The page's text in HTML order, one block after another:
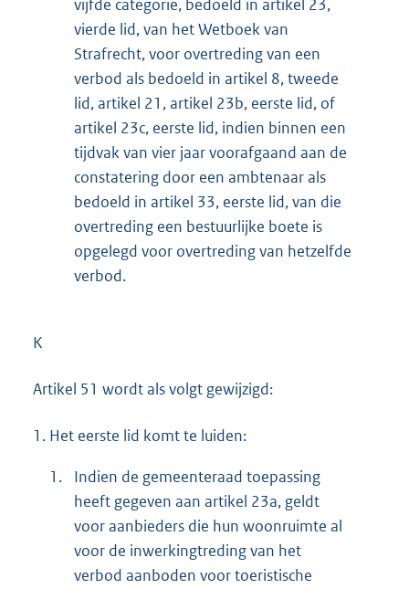
vijfde categorie, bedoeld in artikel 23,
vierde lid, van het Wetboek van
Strafrecht, voor overtreding van een
verbod als bedoeld in artikel 8, tweede
lid, artikel 21, artikel 23b, eerste lid, of
artikel 23c, eerste lid, indien binnen een
tijdvak van vier jaar voorafgaand aan de
constatering door een ambtenaar als
bedoeld in artikel 33, eerste lid, van die
overtreding een bestuurlijke boete is
opgelegd voor overtreding van hetzelfde
verbod.
K
Artikel 51 wordt als volgt gewijzigd:
1. Het eerste lid komt te luiden:
1.
Indien de gemeenteraad toepassing
heeft gegeven aan artikel 23a, geldt
voor aanbieders die hun woonruimte al
voor de inwerkingtreding van het
verbod aanboden voor toeristische